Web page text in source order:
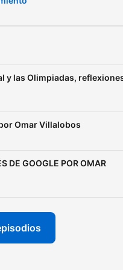
y las Olimpiadas,
Omar Villalobos
DE GOOGLE POR OMAR